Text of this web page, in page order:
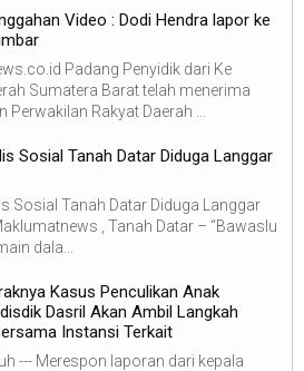
Video : Dodi Hendra lapor ke
Padang Penyidik dari Ke
Sumatera Barat telah menerima
Rakyat Daerah ...
Sosial Tanah Datar Diduga Langgar
Sosial Tanah Datar Diduga Langgar
, Tanah Datar – “Bawaslu
dala...
Kasus Penculikan Anak
Dasril Akan Ambil Langkah
Instansi Terkait
--- Merespon laporan dari kepala